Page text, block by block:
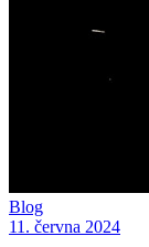
Blog
11. června 2024